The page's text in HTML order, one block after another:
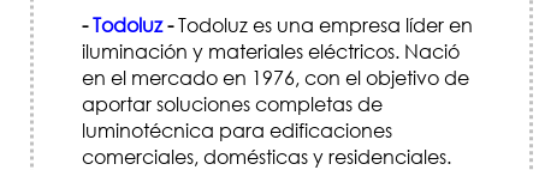
-Todoluz-Todoluz es una empresa líder en
iluminación y materiales eléctricos. Nació
en el mercado en 1976, con el objetivo de
aportar soluciones completas de
luminotécnica para edificaciones
comerciales, domésticas y residenciales.